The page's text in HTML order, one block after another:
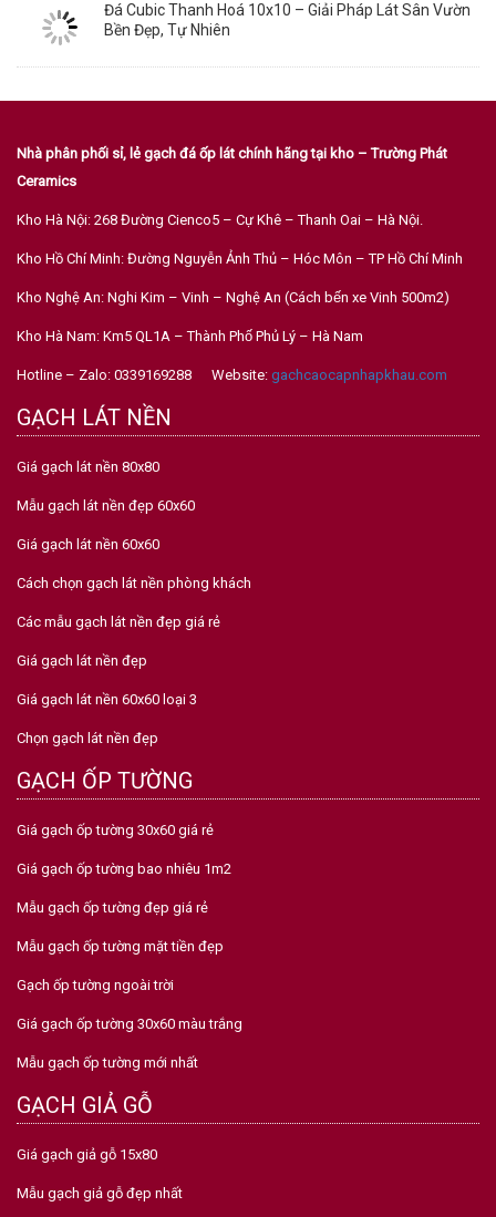
Đá Cubic Thanh Hoá 10x10 – Giải Pháp Lát Sân Vườn
Bền Đẹp, Tự Nhiên
Nhà phân phối sỉ, lẻ gạch đá ốp lát chính hãng tại kho – Trường Phát
Ceramics
Kho Hà Nội: 268 Đường Cienco5 – Cự Khê – Thanh Oai – Hà Nội.
Kho Hồ Chí Minh: Đường Nguyễn Ảnh Thủ – Hóc Môn – TP Hồ Chí Minh
Kho Nghệ An: Nghi Kim – Vinh – Nghệ An (Cách bến xe Vinh 500m2)
Kho Hà Nam: Km5 QL1A – Thành Phố Phủ Lý – Hà Nam
Hotline – Zalo: 0339169288 Website: gachcaocapnhapkhau.com
GẠCH LÁT NỀN
Giá gạch lát nền 80x80
Mẫu gạch lát nền đẹp 60x60
Giá gạch lát nền 60x60
Cách chọn gạch lát nền phòng khách
Các mẫu gạch lát nền đẹp giá rẻ
Giá gạch lát nền đẹp
Giá gạch lát nền 60x60 loại 3
Chọn gạch lát nền đẹp
GẠCH ỐP TƯỜNG
Giá gạch ốp tường 30x60 giá rẻ
Giá gạch ốp tường bao nhiêu 1m2
Mẫu gạch ốp tường đẹp giá rẻ
Mẫu gạch ốp tường mặt tiền đẹp
Gạch ốp tường ngoài trời
Giá gạch ốp tường 30x60 màu trắng
Mẫu gạch ốp tường mới nhất
GẠCH GIẢ GỖ
Giá gạch giả gỗ 15x80
Mẫu gạch giả gỗ đẹp nhất